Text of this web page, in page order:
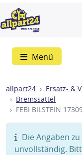
Menü
allpart24 Ersatz- &
Bremssattel
FEBI BILSTEIN
Die Angaben
unvollständig.